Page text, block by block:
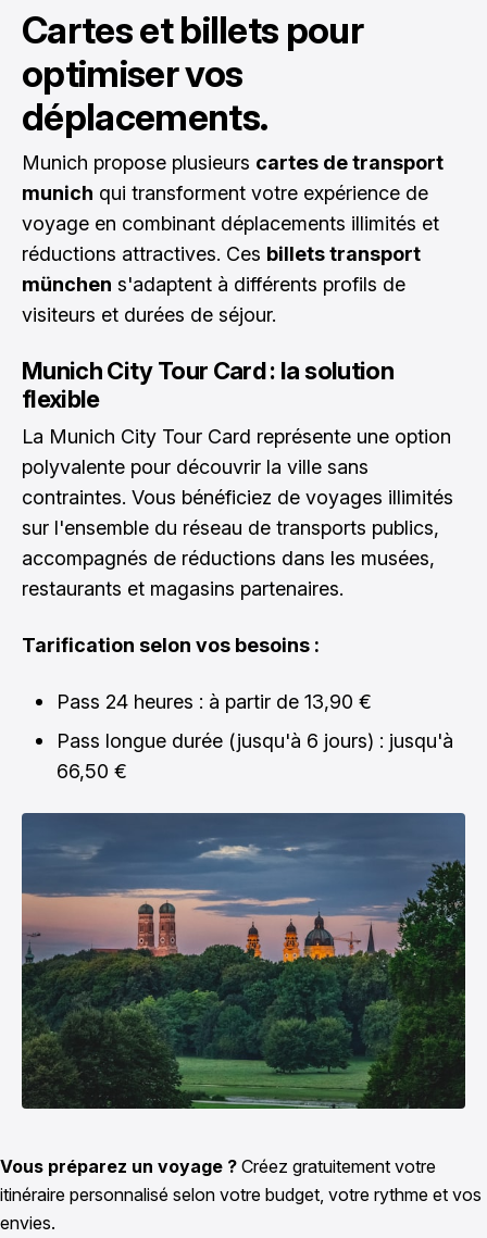
Cartes et billets pour
optimiser vos
déplacements.
Munich propose plusieurs cartes de transport
munich qui transforment votre expérience de
voyage en combinant déplacements illimités et
réductions attractives. Ces billets transport
münchen s'adaptent à différents profils de
visiteurs et durées de séjour.
Munich City Tour Card : la solution
flexible
La Munich City Tour Card représente une option
polyvalente pour découvrir la ville sans
contraintes. Vous bénéficiez de voyages illimités
sur l'ensemble du réseau de transports publics,
accompagnés de réductions dans les musées,
restaurants et magasins partenaires.
Tarification selon vos besoins :
Pass 24 heures : à partir de 13,90 €
Pass longue durée (jusqu'à 6 jours) : jusqu'à
66,50 €
Vous préparez un voyage ? Créez gratuitement votre
itinéraire personnalisé selon votre budget, votre rythme et vos
envies.